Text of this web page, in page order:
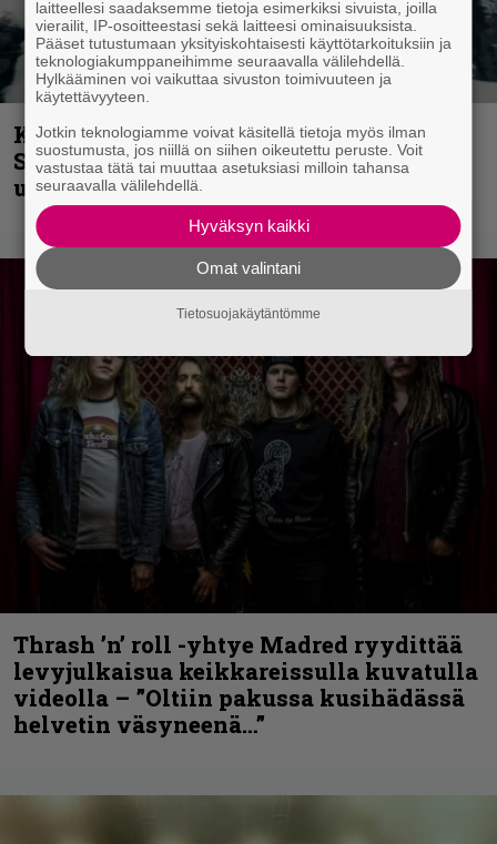
Kunnianosoitus hyiselle Pohjolalle –
Shining hyppäsi keskelle kinoksia
uudella videollaan
Thrash ’n’ roll -yhtye Madred ryydittää
levyjulkaisua keikkareissulla kuvatulla
videolla – ”Oltiin pakussa kusihädässä
helvetin väsyneenä…”
laitteellesi saadaksemme tietoja esimerkiksi sivuista, joilla
vierailit, IP-osoitteestasi sekä laitteesi ominaisuuksista.
Pääset tutustumaan yksityiskohtaisesti käyttötarkoituksiin ja
teknologiakumppaneihimme seuraavalla välilehdellä.
Hylkääminen voi vaikuttaa sivuston toimivuuteen ja
käytettävyyteen.
Jotkin teknologiamme voivat käsitellä tietoja myös ilman
suostumusta, jos niillä on siihen oikeutettu peruste. Voit
vastustaa tätä tai muuttaa asetuksiasi milloin tahansa
seuraavalla välilehdellä.
Hyväksyn kaikki
Omat valintani
Tietosuojakäytäntömme